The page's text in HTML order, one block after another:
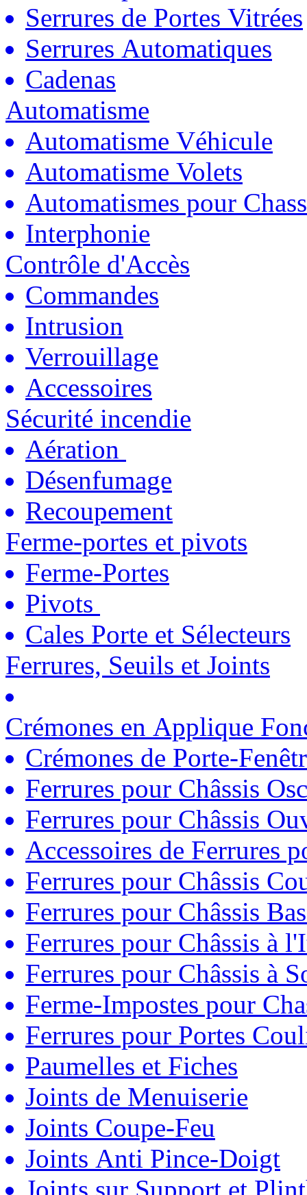
Serrures de Portes Vitrées
Serrures Automatiques
Cadenas
Automatisme
Automatisme Véhicule
Automatisme Volets
Automatismes pour
Interphonie
Contrôle d'Accès
Commandes
Intrusion
Verrouillage
Accessoires
Sécurité incendie
Aération
Désenfumage
Recoupement
Ferme-portes et pivots
Ferme-Portes
Pivots
Cales Porte et Sélecteurs
Ferrures, Seuils et Joints
Crémones en Applique
Crémones de Porte-
Ferrures pour Châssis
Ferrures pour Châssis
Accessoires de Ferrures
Ferrures pour Châssis
Ferrures pour Châssis
Ferrures pour Châssis à
Ferrures pour Châssis à
Ferme-Impostes pour
Ferrures pour Portes
Paumelles et Fiches
Joints de Menuiserie
Joints Coupe-Feu
Joints Anti Pince-Doigt